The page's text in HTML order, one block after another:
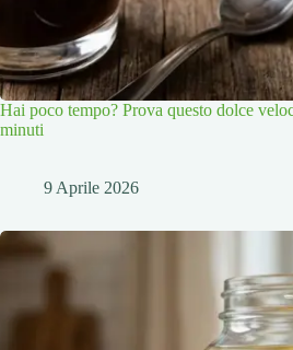
Hai poco tempo? Prova questo dolce
minuti
9 Aprile 2026